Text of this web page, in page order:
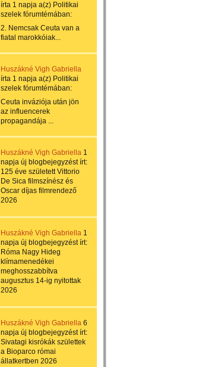
írta 1 napja a(z) Politikai
szelek fórumtémában:
2. Nemcsak Ceuta van a
fiatal marokkóiak...
Huszákné Vigh Gabriella
írta 1 napja a(z) Politikai
szelek fórumtémában:
Ceuta inváziója után jön
az influencerek
propagandája ...
Huszákné Vigh Gabriella 1
napja új blogbejegyzést írt:
125 éve született Vittorio
De Sica filmszínész és
Oscar díjas filmrendező
2026
Huszákné Vigh Gabriella 1
napja új blogbejegyzést írt:
Róma Nagy Hideg
klímamenedékei
meghosszabbítva
augusztus 14-ig nyitottak
2026
Huszákné Vigh Gabriella 6
napja új blogbejegyzést írt:
Sivatagi kisrókák születtek
a Bioparco római
állatkertben 2026